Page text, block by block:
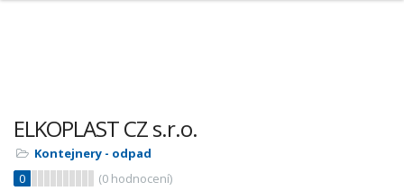
ELKOPLAST CZ s.r.o.
Kontejnery - odpad
0
(0 hodnocení)